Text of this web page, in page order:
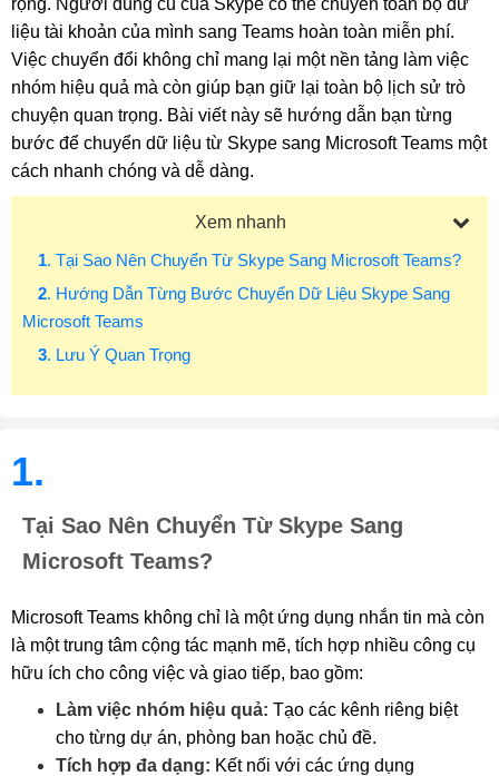
liệu tài khoản của mình sang Teams hoàn toàn miễn phí.
Việc chuyển đổi không chỉ mang lại một nền tảng làm việc
nhóm hiệu quả mà còn giúp bạn giữ lại toàn bộ lịch sử trò
chuyện quan trọng. Bài viết này sẽ hướng dẫn bạn từng
bước để chuyển dữ liệu từ Skype sang Microsoft Teams một
cách nhanh chóng và dễ dàng.
Xem nhanh
1. Tại Sao Nên Chuyển Từ Skype Sang Microsoft Teams?
2. Hướng Dẫn Từng Bước Chuyển Dữ Liệu Skype Sang
Microsoft Teams
3. Lưu Ý Quan Trọng
1.
Tại Sao Nên Chuyển Từ Skype Sang
Microsoft Teams?
Microsoft Teams không chỉ là một ứng dụng nhắn tin mà còn
là một trung tâm cộng tác mạnh mẽ, tích hợp nhiều công cụ
hữu ích cho công việc và giao tiếp, bao gồm:
Làm việc nhóm hiệu quả: Tạo các kênh riêng biệt
cho từng dự án, phòng ban hoặc chủ đề.
Tích hợp đa dạng: Kết nối với các ứng dụng